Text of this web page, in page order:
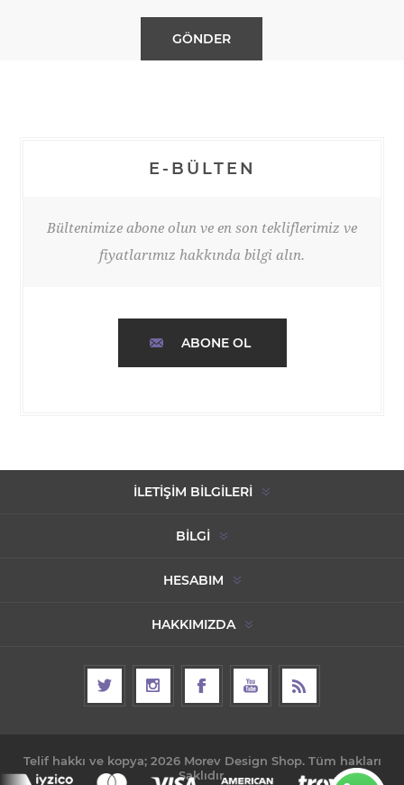
E-BÜLTEN
Bültenimize abone olun ve en son tekliflerimiz ve
fiyatlarımız hakkında bilgi alın.
ABONE OL
İLETIŞIM BILGILERI
BILGI
HESABIM
HAKKIMIZDA
Telif hakkı ve kopya; 2026 Morev Design Shop. Tüm hakları
Saklıdır.